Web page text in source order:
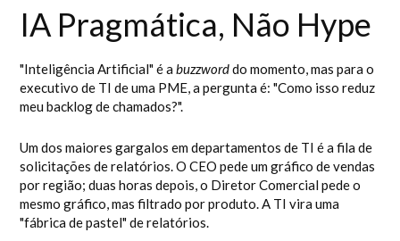
IA Pragmática, Não Hype
"Inteligência Artificial" é abuzzworddo momento, mas para o
executivo de TI de uma PME, a pergunta é: "Como isso reduz
meu backlog de chamados?".
Um dos maiores gargalos em departamentos de TI é a fila de
solicitações de relatórios. O CEO pede um gráfico de vendas
por região; duas horas depois, o Diretor Comercial pede o
mesmo gráfico, mas filtrado por produto. A TI vira uma
"fábrica de pastel" de relatórios.